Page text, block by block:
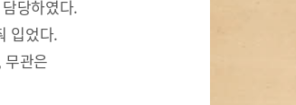
당하였다.
입었다.
관은